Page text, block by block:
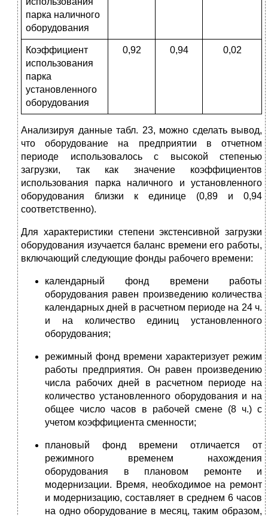
парка наличного
оборудования
Коэффициент
использования
парка
установленного
оборудования
0,92 0,94 0,02
Анализируя данные табл. 23, можно сделать вывод,
что оборудование на предприятии в отчетном
периоде использовалось с высокой степенью
загрузки, так как значение коэффициентов
использования парка наличного и установленного
оборудования близки к единице (0,89 и 0,94
соответственно).
Для характеристики степени экстенсивной загрузки
оборудования изучается баланс времени его работы,
включающий следующие фонды рабочего времени:
календарный фонд времени работы
оборудования равен произведению количества
календарных дней в расчетном периоде на 24 ч.
и на количество единиц установленного
оборудования;
режимный фонд времени характеризует режим
работы предприятия. Он равен произведению
числа рабочих дней в расчетном периоде на
количество установленного оборудования и на
общее число часов в рабочей смене (8 ч.) с
учетом коэффициента сменности;
плановый фонд времени отличается от
режимного временем нахождения
оборудования в плановом ремонте и
модернизации. Время, необходимое на ремонт
и модернизацию, составляет в среднем 6 часов
на одно оборудование в месяц, таким образом,